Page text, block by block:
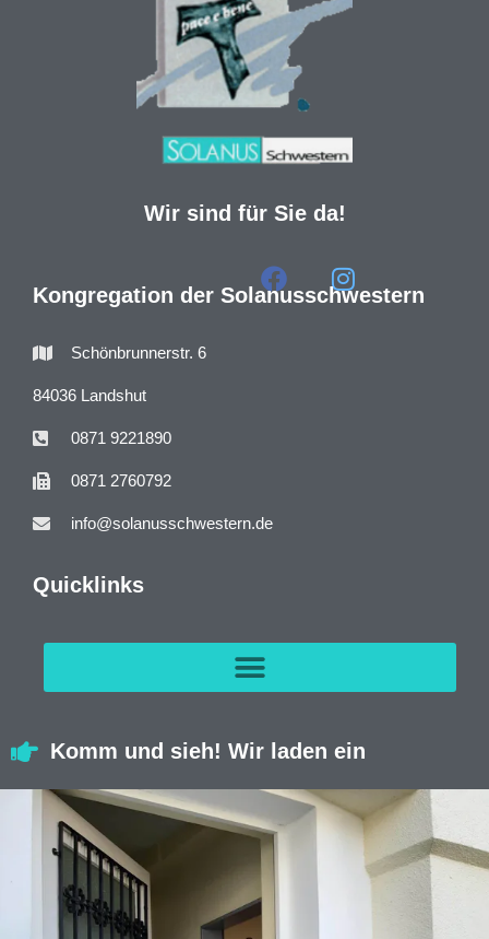
Wir sind für Sie da!
Kongregation der Solanusschwestern
Schönbrunnerstr. 6
84036 Landshut
0871 9221890
0871 2760792
info@solanusschwestern.de
Quicklinks
Komm und sieh! Wir laden ein